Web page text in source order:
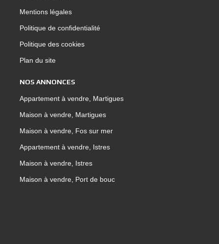
Mentions légales
Politique de confidentialité
Politique des cookies
Plan du site
NOS ANNONCES
Appartement à vendre, Martigues
Maison à vendre, Martigues
Maison à vendre, Fos sur mer
Appartement à vendre, Istres
Maison à vendre, Istres
Maison à vendre, Port de bouc